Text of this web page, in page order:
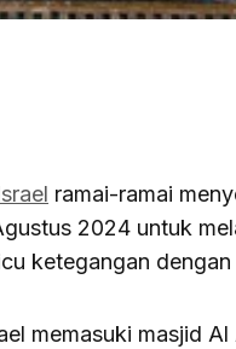
ramai-ramai
2024 untuk
ketegangan
memasuki masjid